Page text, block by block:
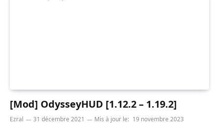
[Mod] OdysseyHUD [1.12.2 – 1.19.2]
Ezral 31 décembre 2021 Mis à jour le: 19 novembre 2023